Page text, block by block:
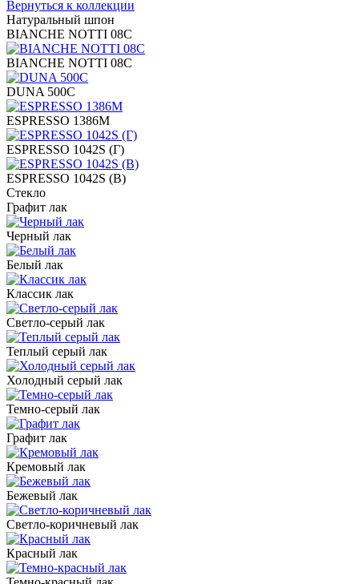
Вернуться к коллекции
Натуральный шпон
BIANCHE NOTTI 08C
BIANCHE NOTTI 08C
DUNA 500C
ESPRESSO 1386M
ESPRESSO 1042S (Г)
ESPRESSO 1042S (В)
Стекло
Графит лак
Черный лак
Белый лак
Классик лак
Светло-серый лак
Теплый серый лак
Холодный серый лак
Темно-серый лак
Графит лак
Кремовый лак
Бежевый лак
Светло-коричневый лак
Красный лак